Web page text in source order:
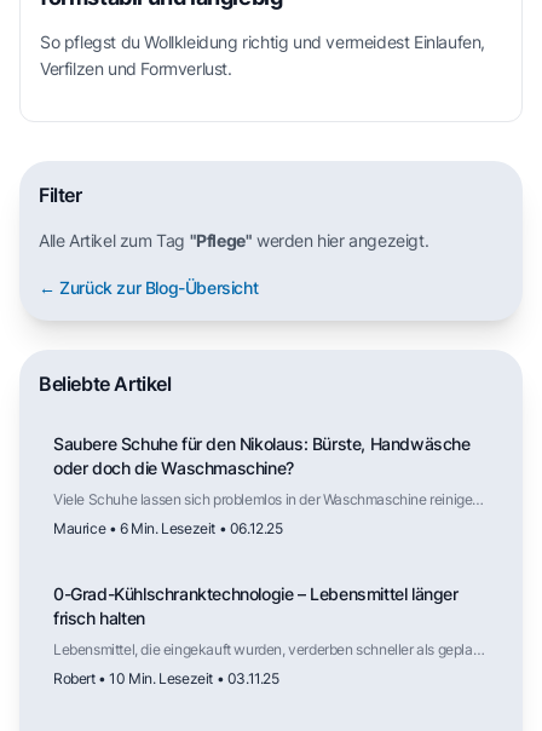
So pflegst du Wollkleidung richtig und vermeidest Einlaufen,
Verfilzen und Formverlust.
Filter
Alle Artikel zum Tag "Pflege" werden hier angezeigt.
← Zurück zur Blog-Übersicht
Beliebte Artikel
Saubere Schuhe für den Nikolaus: Bürste, Handwäsche
oder doch die Waschmaschine?
Viele Schuhe lassen sich problemlos in der Waschmaschine reinigen,
hingegen ist selten geeignet. Mit der richtigen Vorbereitung und
Tür.
Maurice • 6 Min. Lesezeit • 06.12.25
0-Grad-Kühlschranktechnologie – Lebensmittel länger
frisch halten
Lebensmittel, die eingekauft wurden, verderben schneller als geplant.
Kühlschranktechnologie funktioniert.
Robert • 10 Min. Lesezeit • 03.11.25